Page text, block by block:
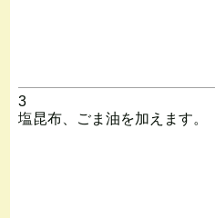
3
塩昆布、ごま油を加えます。